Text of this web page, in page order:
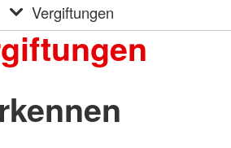
Vergiftungen